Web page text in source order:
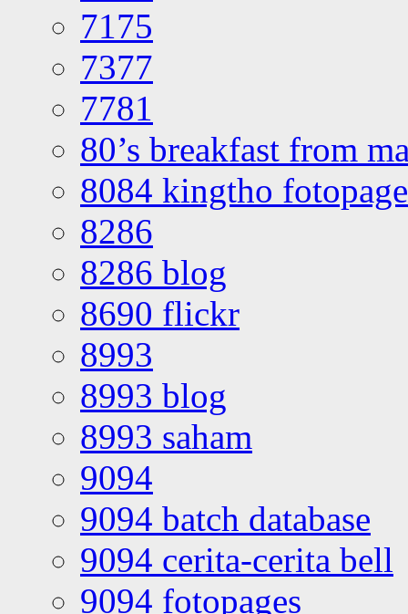
7175
7377
7781
80’s breakfast from
8084 kingtho
8286
8286 blog
8690 flickr
8993
8993 blog
8993 saham
9094
9094 batch database
9094 cerita-cerita bell
9094 fotopages